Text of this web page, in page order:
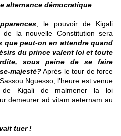
alternance démocratique
, le pouvoir de Kigali
la nouvelle Constitution sera
que peut-on en attendre quand
du prince valent loi et toute
sous peine de se faire
majesté?Après le tour de force
Nguesso, l’heure est venue
de Kigali de malmener la loi
demeurer ad vitam aeternam au
tuer !